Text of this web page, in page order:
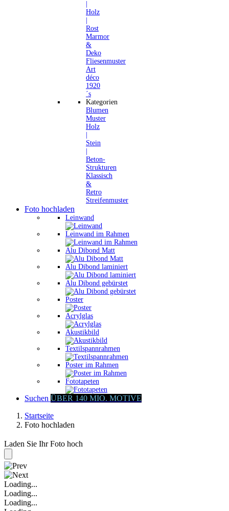
Holz
Rost
Marmor
&
Deko
Fliesenmuster
Art
déco
1920
´s
Kategorien
Blumen
Muster
Holz
Stein
Beton-
Strukturen
Klassisch
&
Retro
Streifenmuster
Foto hochladen
Leinwand
Leinwand im Rahmen
Alu Dibond Matt
Alu Dibond laminiert
Alu Dibond gebürstet
Poster
Acrylglas
Akustikbild
Textilspannrahmen
Poster im Rahmen
Fototapeten
Suchen ÜBER 140 MIO. MOTIVE
Startseite
Foto hochladen
Laden Sie Ihr Foto hoch
Loading...
Loading...
Loading...